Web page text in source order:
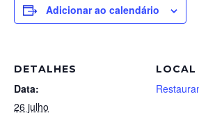
Adicionar ao calendário
DETALHES
Data:
26 julho
LOCAL